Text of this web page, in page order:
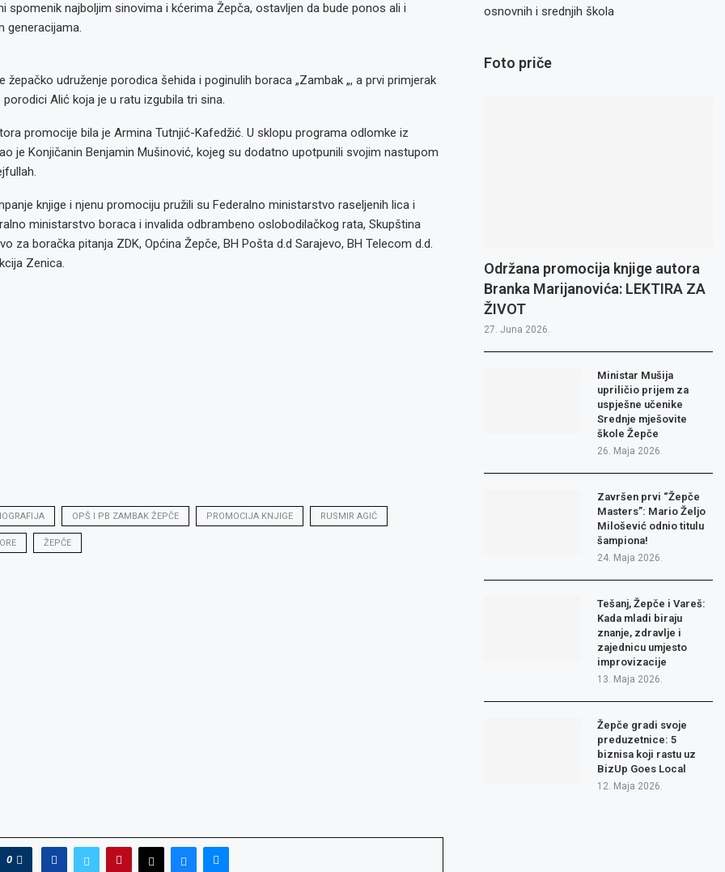
spomenik najboljim sinovima i kćerima Žepča, ostavljen da bude ponos ali i
generacijama.
žepačko udruženje porodica šehida i poginulih boraca „Zambak „, a prvi primjerak
porodici Alić koja je u ratu izgubila tri sina.
promocije bila je Armina Tutnjić-Kafedžić. U sklopu programa odlomke iz
je Konjičanin Benjamin Mušinović, kojeg su dodatno upotpunili svojim nastupom
knjige i njenu promociju pružili su Federalno ministarstvo raseljenih lica i
ministarstvo boraca i invalida odbrambeno oslobodilačkog rata, Skupština
za boračka pitanja ZDK, Općina Žepče, BH Pošta d.d Sarajevo, BH Telecom d.d.
Zenica.
OPŠ I PB ZAMBAK ŽEPČE PROMOCIJA KNJIGE RUSMIR AGIĆ
ŽEPČE
0
osnovnih i srednjih škola
Foto priče
Održana promocija knjige autora
Branka Marijanovića: LEKTIRA ZA
ŽIVOT
27. Juna 2026.
Ministar Mušija
upriličio prijem za
uspješne učenike
Srednje mješovite
škole Žepče
26. Maja 2026.
Završen prvi “Žepče
Masters”: Mario Željo
Milošević odnio titulu
šampiona!
24. Maja 2026.
Tešanj, Žepče i Vareš:
Kada mladi biraju
znanje, zdravlje i
zajednicu umjesto
improvizacije
13. Maja 2026.
Žepče gradi svoje
preduzetnice: 5
biznisa koji rastu uz
BizUp Goes Local
12. Maja 2026.